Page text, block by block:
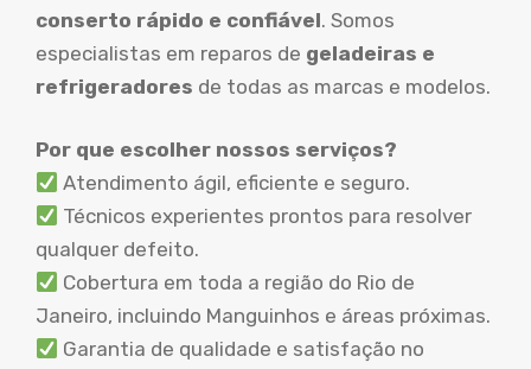
conserto rápido e confiável. Somos
especialistas em reparos de geladeiras e
refrigeradores de todas as marcas e modelos.
Por que escolher nossos serviços?
Atendimento ágil, eficiente e seguro.
Técnicos experientes prontos para resolver
qualquer defeito.
Cobertura em toda a região do Rio de
Janeiro, incluindo Manguinhos e áreas próximas.
Garantia de qualidade e satisfação no